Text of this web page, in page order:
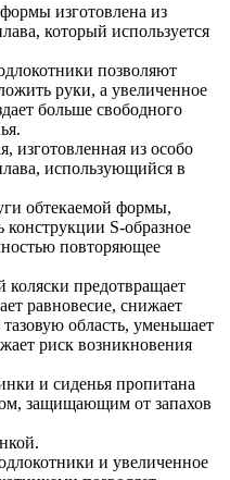
изготовлена из
который используется
позволяют
руки, а увеличенное
больше свободного
изготовленная из особо
использующийся в
обтекаемой формы,
S-образное
повторяющее
предотвращает
равновесие, снижает
область, уменьшает
риск возникновения
и сиденья пропитана
защищающим от запахов
и увеличенное